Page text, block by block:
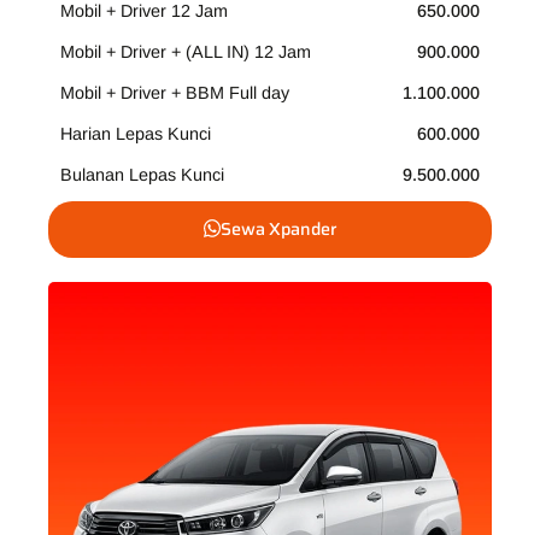
Mobil + Driver 12 Jam 650.000
Mobil + Driver + (ALL IN) 12 Jam 900.000
Mobil + Driver + BBM Full day 1.100.000
Harian Lepas Kunci 600.000
Bulanan Lepas Kunci 9.500.000
Sewa Xpander